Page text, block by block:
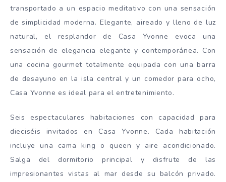
transportado a un espacio meditativo con una sensación
de simplicidad moderna. Elegante, aireado y lleno de luz
natural, el resplandor de Casa Yvonne evoca una
sensación de elegancia elegante y contemporánea. Con
una cocina gourmet totalmente equipada con una barra
de desayuno en la isla central y un comedor para ocho,
Casa Yvonne es ideal para el entretenimiento.
Seis espectaculares habitaciones con capacidad para
dieciséis invitados en Casa Yvonne. Cada habitación
incluye una cama king o queen y aire acondicionado.
Salga del dormitorio principal y disfrute de las
impresionantes vistas al mar desde su balcón privado.